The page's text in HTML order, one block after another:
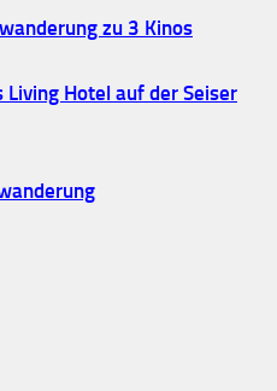
zu 3 Kinos
Hotel auf der Seiser